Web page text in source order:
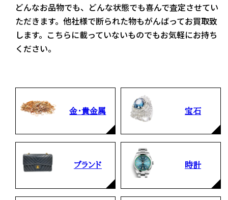
どんなお品物でも、どんな状態でも喜んで査定させてい
ただきます。他社様で断られた物もがんばってお買取致
します。こちらに載っていないものでもお気軽にお持ち
ください。
金・貴金属 宝石
ブランド 時計